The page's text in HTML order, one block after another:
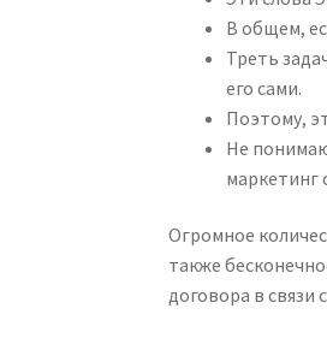
В общем,
Треть
его сами.
Поэтому,
Не
маркетинг
Огромное
также
договора в связи